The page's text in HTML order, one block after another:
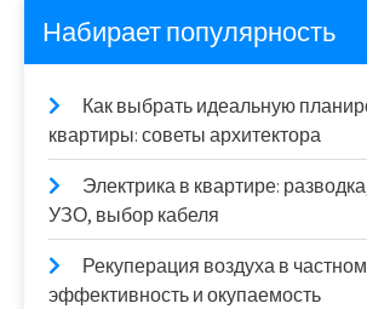
Набирает популярность
Как выбрать идеальную
квартиры: советы архитектора
Электрика в квартире:
УЗО, выбор кабеля
Рекуперация воздуха в
эффективность и окупаемость